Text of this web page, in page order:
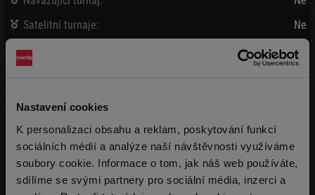
Nastavení cookies
K personalizaci obsahu a reklam, poskytování funkcí
sociálních médií a analýze naší návštěvnosti využíváme
soubory cookie. Informace o tom, jak náš web používáte,
sdílíme se svými partnery pro sociální média, inzerci a
Satelitní turnaje:
Ne
Bank / Vybráno: /98 280 Kč
Pozdní registrace: 910 Kč + 90 Kč
(15 000 žetonů) max 999x
Rebuy: 910 Kč + 90 Kč
(15 000 žetonů)max 9999x